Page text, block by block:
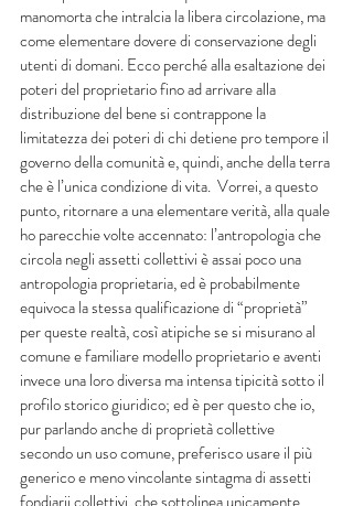
manomorta che intralcia la libera circolazione, ma
come elementare dovere di conservazione degli
utenti di domani. Ecco perché alla esaltazione dei
poteri del proprietario fino ad arrivare alla
distribuzione del bene si contrappone la
limitatezza dei poteri di chi detiene pro tempore il
governo della comunità e, quindi, anche della terra
che è l’unica condizione di vita.  Vorrei, a questo
punto, ritornare a una elementare verità, alla quale
ho parecchie volte accennato: l’antropologia che
circola negli assetti collettivi è assai poco una
antropologia proprietaria, ed è probabilmente
equivoca la stessa qualificazione di “proprietà”
per queste realtà, così atipiche se si misurano al
comune e familiare modello proprietario e aventi
invece una loro diversa ma intensa tipicità sotto il
profilo storico giuridico; ed è per questo che io,
pur parlando anche di proprietà collettive
secondo un uso comune, preferisco usare il più
generico e meno vincolante sintagma di assetti